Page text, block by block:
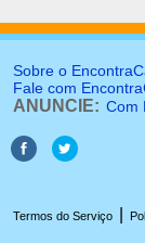
Sobre o
Fale com
ANUNCIE: Com
Termos do Serviço